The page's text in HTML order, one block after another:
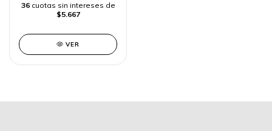
36 cuotas sin intereses de
$5.667
VER